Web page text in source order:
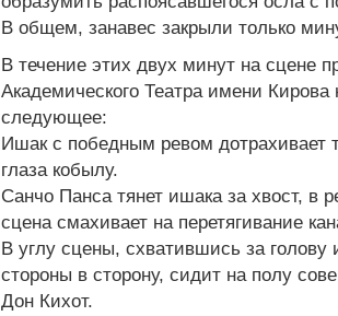
В общем, занавес закрыли только
В течение этих двух минут на сцене
Академического Театра имени
следующее:
Ишак с победным ревом дотрахивает
глаза кобылу.
Санчо Панса тянет ишака за хвост, в
сцена смахивает на перетягивание
В углу сцены, схватившись за голову
стороны в сторону, сидит на полу
Дон Кихот.